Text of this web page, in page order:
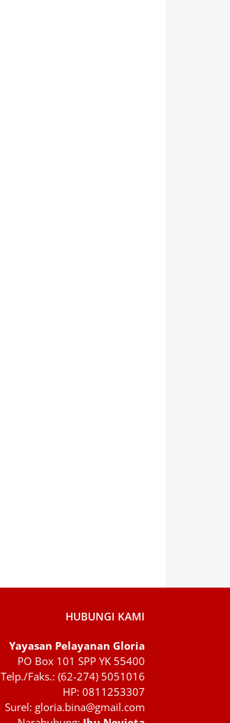
HUBUNGI KAMI
Yayasan Pelayanan Gloria
PO Box 101 SPP YK 55400
Telp./Faks.: (62-274) 5051016
HP: 0811253307
Surel: gloria.bina@gmail.com